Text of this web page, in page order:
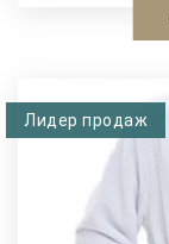
Лидер продаж